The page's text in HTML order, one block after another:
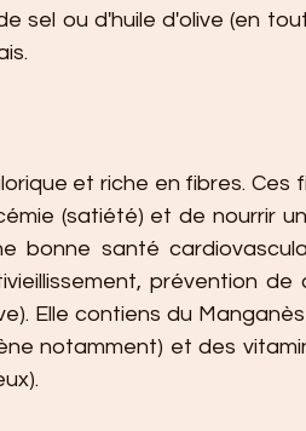
sel ou d'huile d'olive (en
et riche en fibres.
(satiété) et de nourrir
bonne santé
prévention
Elle contiens du
notamment) et des